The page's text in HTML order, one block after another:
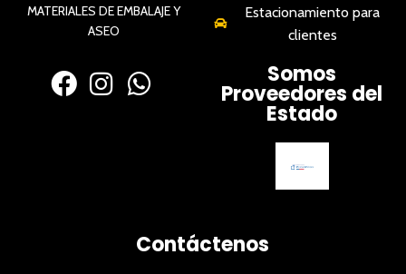
MATERIALES DE EMBALAJE Y
ASEO
Estacionamiento para
clientes
Somos
Proveedores del
Estado
Contáctenos